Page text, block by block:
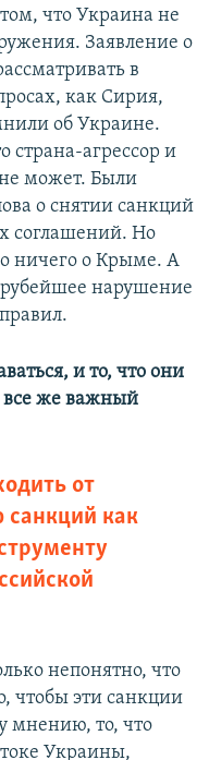
что Украина не
Заявление о
в
как Сирия,
об Украине.
страна-агрессор и
не может. Были
о снятии санкций
соглашений. Но
ничего о Крыме. А
нарушение
и то, что они
все же важный
от
санкций как
непонятно, что
чтобы эти санкции
мнению, то, что
Украины,